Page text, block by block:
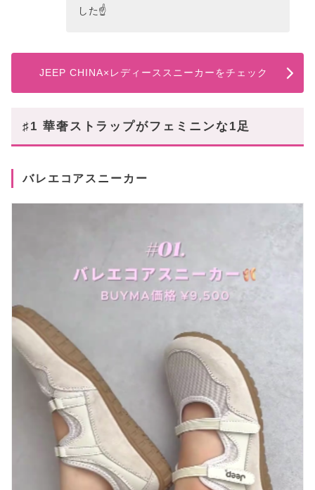
した☝
JEEP CHINA×レディーススニーカーをチェック
♯1 華奢ストラップがフェミニンな1足
バレエコアスニーカー